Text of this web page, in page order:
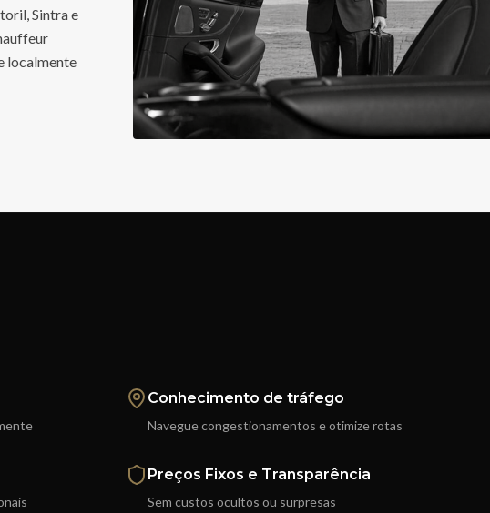
Sintra e
localmente
Conhecimento de tráfego
Navegue congestionamentos e otimize rotas
Preços Fixos e Transparência
Sem custos ocultos ou surpresas